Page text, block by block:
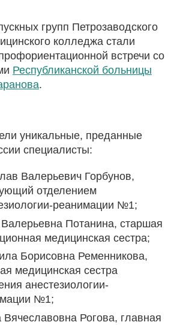
групп Петрозаводского
колледжа стали
встречи со
Республиканской больницы
.
уникальные, преданные
специалисты:
Валерьевич Горбунов,
отделением
реанимации №1;
Потанина, старшая
медицинская сестра;
Борисовна Ременникова,
медицинская сестра
анестезиологии-
№1;
Вячеславовна Рогова, главная